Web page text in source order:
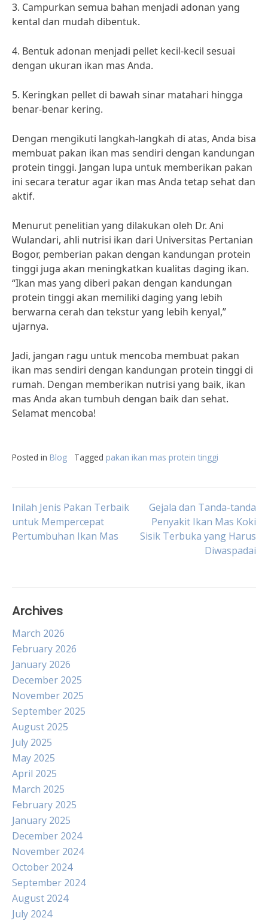
3. Campurkan semua bahan menjadi adonan yang
kental dan mudah dibentuk.
4. Bentuk adonan menjadi pellet kecil-kecil sesuai
dengan ukuran ikan mas Anda.
5. Keringkan pellet di bawah sinar matahari hingga
benar-benar kering.
Dengan mengikuti langkah-langkah di atas, Anda bisa
membuat pakan ikan mas sendiri dengan kandungan
protein tinggi. Jangan lupa untuk memberikan pakan
ini secara teratur agar ikan mas Anda tetap sehat dan
aktif.
Menurut penelitian yang dilakukan oleh Dr. Ani
Wulandari, ahli nutrisi ikan dari Universitas Pertanian
Bogor, pemberian pakan dengan kandungan protein
tinggi juga akan meningkatkan kualitas daging ikan.
“Ikan mas yang diberi pakan dengan kandungan
protein tinggi akan memiliki daging yang lebih
berwarna cerah dan tekstur yang lebih kenyal,”
ujarnya.
Jadi, jangan ragu untuk mencoba membuat pakan
ikan mas sendiri dengan kandungan protein tinggi di
rumah. Dengan memberikan nutrisi yang baik, ikan
mas Anda akan tumbuh dengan baik dan sehat.
Selamat mencoba!
Posted in Blog Tagged pakan ikan mas protein tinggi
Post
navigation
Inilah Jenis Pakan Terbaik
untuk Mempercepat
Pertumbuhan Ikan Mas
Gejala dan Tanda-tanda
Penyakit Ikan Mas Koki
Sisik Terbuka yang Harus
Diwaspadai
Archives
March 2026
February 2026
January 2026
December 2025
November 2025
September 2025
August 2025
July 2025
May 2025
April 2025
March 2025
February 2025
January 2025
December 2024
November 2024
October 2024
September 2024
August 2024
July 2024